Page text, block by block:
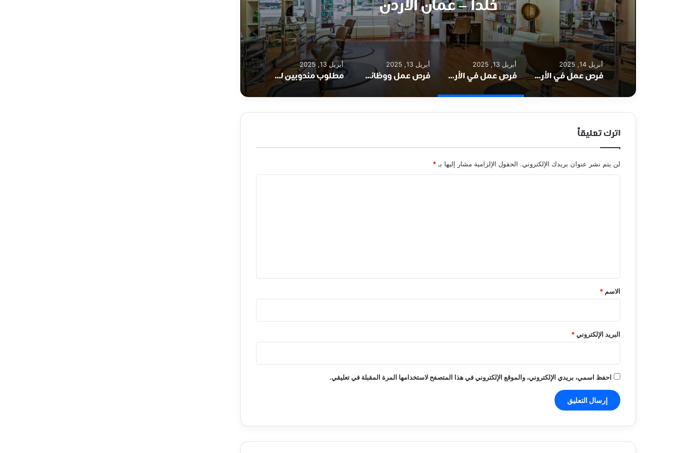
خلدا – عمان الأردن
أبريل 14, 2025
فرص عمل في الأردن لدى مؤسسة نهر الأردن – Jordan River Foundation في عمان
أبريل 13, 2025
فرص عمل في الأردن لدى صالون تجميل مرموق في خلدا – عمان الأردن
أبريل 13, 2025
فرص عمل ووظائف شاغرة لدى مصنع ايسبيرج في عمان والزرقاء الأردن
أبريل 13, 2025
مطلوب مندوبين للعمل لدى شركة استيراد وتصدير ووكالات تجارية في عمان الأردن
اترك تعليقاً
لن يتم نشر عنوان بريدك الإلكتروني. الحقول الإلزامية مشار إليها بـ *
*
الاسم *
البريد الإلكتروني*
احفظ اسمي، بريدي الإلكتروني، والموقع الإلكتروني في هذا المتصفح لاستخدامها المرة المقبلة في تعليقي.